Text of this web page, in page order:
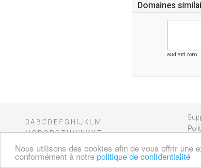
Nous utilisons des cookies afin de vous offrir une
conformément à notre politique de confidentialité
Domaines
audiard.com
0 A B C D E F G H J K
M
NOPQRSTUVWXYZ